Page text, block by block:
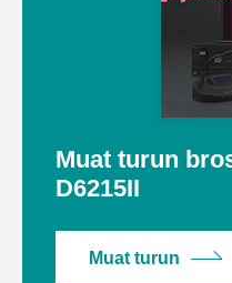
Muat turun
D6215II
Muat turun